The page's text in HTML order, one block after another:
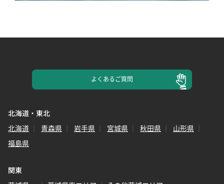
よくあるご質問
北海道・東北
北海道
青森県 岩手県 宮城県 秋田県
山形県
福島県
関東